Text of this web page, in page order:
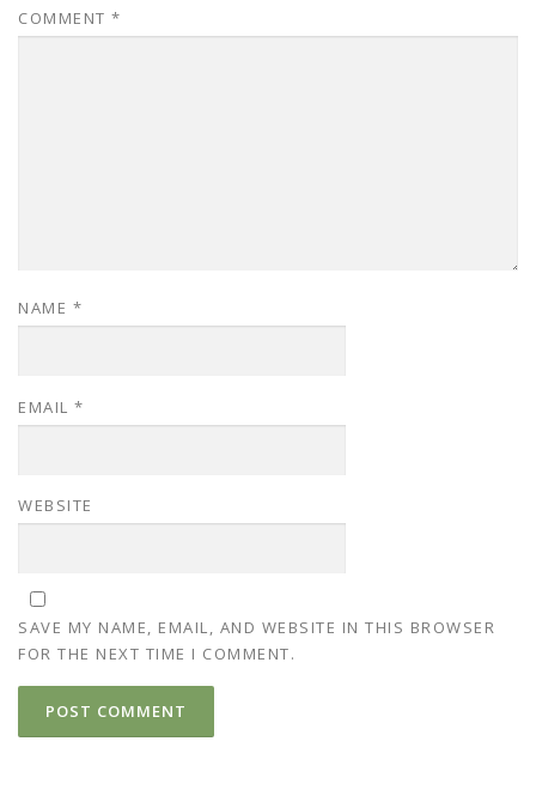
COMMENT *
NAME *
EMAIL *
WEBSITE
SAVE MY NAME, EMAIL, AND WEBSITE IN THIS BROWSER
FOR THE NEXT TIME I COMMENT.